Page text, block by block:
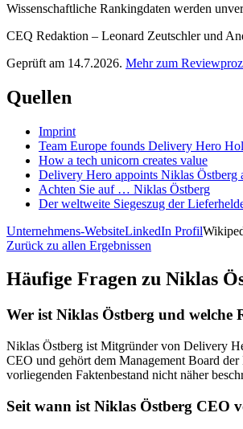
Wissenschaftliche Rankingdaten werden
CEQ Redaktion – Leonard Zeutschler und
Geprüft am 14.7.2026. Mehr zum
Quellen
Imprint
Team Europe founds Delivery Hero
How a tech unicorn creates value
Delivery Hero appoints Niklas Östberg
Achten Sie auf … Niklas Östberg
Der weltweite Siegeszug der
Unternehmens-WebsiteLinkedIn Profil
Zurück zu allen Ergebnissen
Häufige Fragen zu Niklas
Wer ist Niklas Östberg und welche
Niklas Östberg ist Mitgründer von Delivery
CEO und gehört dem Management Board
vorliegenden Faktenbestand nicht näher
Seit wann ist Niklas Östberg CEO